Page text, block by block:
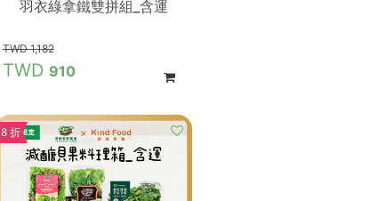
羽衣綠拿鐵雙拼組_含運
1,182
910
8 折